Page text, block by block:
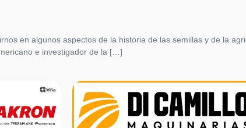
en algunos aspectos de la historia de las semillas y de la
e investigador de la […]